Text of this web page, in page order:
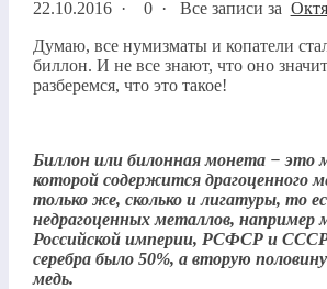
22.10.2016· 0 · Все записи за
Думаю, все нумизматы и копатели
биллон. И не все знают, что оно
разберемся, что это такое!
Биллон или билонная монета − это
которой содержится драгоценного
только же, сколько и лигатуры, то
недрагоценных металлов, например
Российской империи, РСФСР и
серебра было 50%, а вторую
медь.